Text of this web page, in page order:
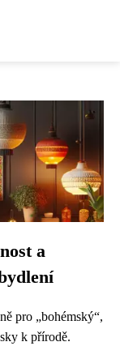
a
pro „bohémský“,
k přírodě.